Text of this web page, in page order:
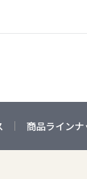
商品ラインナ